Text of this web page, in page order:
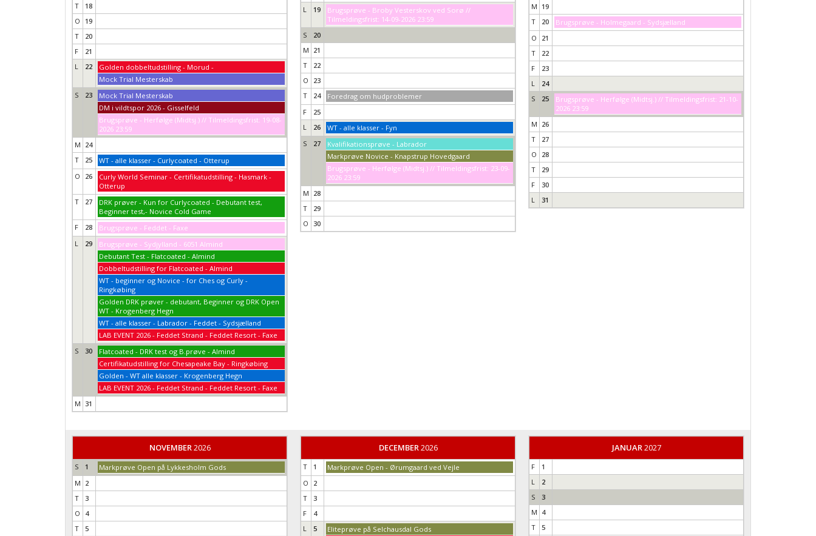
T
18
O
19
T
20
F
21
L
22
Golden dobbeltudstilling - Morud -
Mock Trial Mesterskab
S
23
Mock Trial Mesterskab
DM i vildtspor 2026 - Gisselfeld
Brugsprøve - Herfølge (Midtsj.) // Tilmeldingsfrist: 19-08-
2026 23:59
M 24
T
25
WT - alle klasser - Curlycoated - Otterup
O
26
Curly World Seminar - Certifikatudstilling - Hasmark -
Otterup
T
27
DRK prøver - Kun for Curlycoated - Debutant test,
Beginner test,- Novice Cold Game
F
28
Brugsprøve - Feddet - Faxe
L
29
Brugsprøve - Sydjylland - 6051 Almind
Debutant Test - Flatcoated - Almind
Dobbeltudstilling for Flatcoated - Almind
WT - beginner og Novice - for Ches og Curly -
Ringkøbing
Golden DRK prøver - debutant, Beginner og DRK Open
WT - Krogenberg Hegn
WT - alle klasser - Labrador - Feddet - Sydsjælland
LAB EVENT 2026 - Feddet Strand - Feddet Resort - Faxe
S
30
Flatcoated - DRK test og B.prøve - Almind
Certifikatudstilling for Chesapeake Bay - Ringkøbing
Golden - WT alle klasser - Krogenberg Hegn
LAB EVENT 2026 - Feddet Strand - Feddet Resort - Faxe
M 31
L
19
Brugsprøve - Broby Vesterskov ved Sorø //
Tilmeldingsfrist: 14-09-2026 23:59
S
20
M 21
T
22
O
23
T
24
Foredrag om hudproblemer
F
25
L
26
WT - alle klasser - Fyn
S
27
Kvalifikationsprøve - Labrador
Markprøve Novice - Knapstrup Hovedgaard
Brugsprøve - Herfølge (Midtsj.) // Tilmeldingsfrist: 23-09-
2026 23:59
M 28
T
29
O 30
M 19
T
20
Brugsprøve - Holmegaard - Sydsjælland
O
21
T
22
F
23
L
24
S
25
Brugsprøve - Herfølge (Midtsj.) // Tilmeldingsfrist: 21-10-
2026 23:59
M 26
T
27
O
28
T
29
F
30
L
31
NOVEMBER2026
S 1
Markprøve Open på Lykkesholm Gods
M 2
T
3
O
4
T
5
DECEMBER2026
T 1
Markprøve Open - Ørumgaard ved Vejle
O
2
T
3
F
4
L
5
Eliteprøve på Selchausdal Gods
JANUAR2027
F
1
L
2
S
3
M 4
T
5